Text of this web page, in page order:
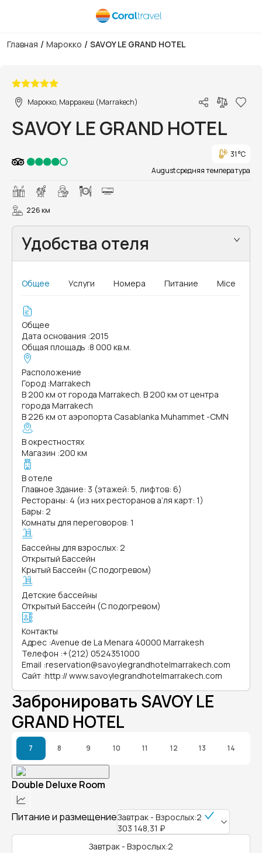
Главная / Марокко / SAVOY LE GRAND HOTEL
Марокко, Марракеш (Marrakech)
SAVOY LE GRAND HOTEL
31 °C
August средняя температура
226 км
Удобства отеля
Общее Услуги Номера Питание Mice
Общее
Дата основания :2015
Общая площадь :8 000 кв.м.
Расположение
Город :Marrakech
В 200 км от города Marrakech. В 200 км от центра
города Marrakech
В 226 км от аэропорта Casablanka Muhammet -CMN
В окрестностях
Магазин :200 км
В отеле
Главное Здание: 3 (этажей: 5, лифтов: 6)
Рестораны: 4 (из них ресторанов а’ля карт: 1)
Бары: 2
Комнаты для переговоров: 1
Бассейны для взрослых: 2
Открытый Бассейн
Крытый Бассейн (С подогревом)
Детские бассейны
Открытый Бассейн (С подогревом)
Контакты
Адрес :Avenue de La Menara 40000 Marrakesh
Телефон :+(212) 0524351000
Email :reservation@savoylegrandhotelmarrakech.com
Сайт :http:// www.savoylegrandhotelmarrakech.com
Забронировать SAVOY LE
GRAND HOTEL
7 8 9 10 11 12 13 14
Double Deluxe Room
Питание и размещениеЗавтрак - Взрослых:2
303 148,31 ₽
Завтрак - Взрослых:2